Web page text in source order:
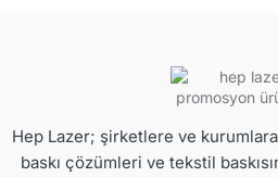
Hep Lazer; şirketlere ve
baskı çözümleri ve tekstil